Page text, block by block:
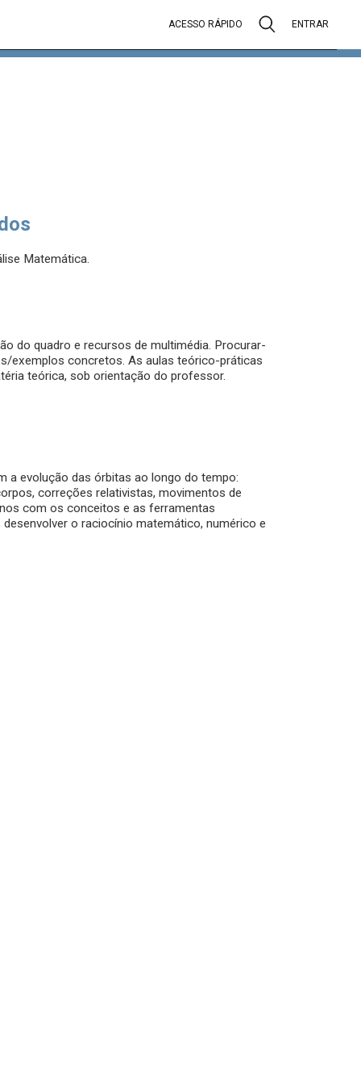
ACESSO RÁPIDO ENTRAR
Matemática.
do quadro e recursos de multimédia. Procurar-
exemplos concretos. As aulas teórico-práticas
teórica, sob orientação do professor.
a evolução das órbitas ao longo do tempo:
correções relativistas, movimentos de
com os conceitos e as ferramentas
o raciocínio matemático, numérico e